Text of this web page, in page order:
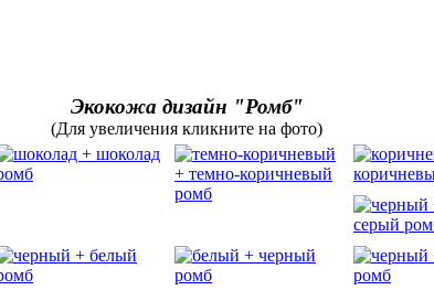
Экокожа дизайн "Ромб"
(Для увеличения кликните на фото)